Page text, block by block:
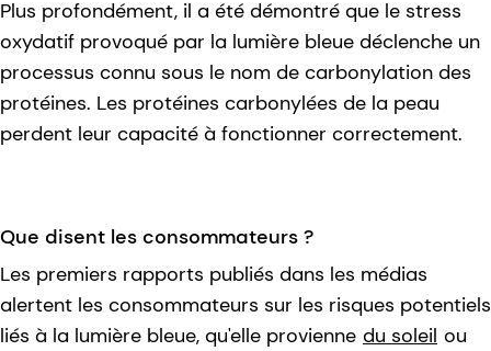
Plus profondément, il a été démontré que le stress
oxydatif provoqué par la lumière bleue déclenche un
processus connu sous le nom de carbonylation des
protéines. Les protéines carbonylées de la peau
perdent leur capacité à fonctionner correctement.
Que disent les consommateurs ?
Les premiers rapports publiés dans les médias
alertent les consommateurs sur les risques potentiels
liés à la lumière bleue, qu'elle provienne du soleil ou